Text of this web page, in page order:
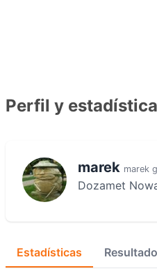
Perfil y
marek marek
Dozamet
Estadísticas